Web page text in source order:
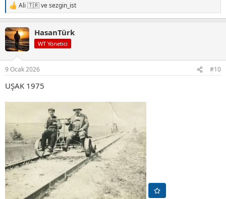
T
e
k
i
l
Ali 🇹🇷vesezgin_ist
HasanTürk
WT Yönetici
9 Ocak 2026 #10
UŞAK 1975